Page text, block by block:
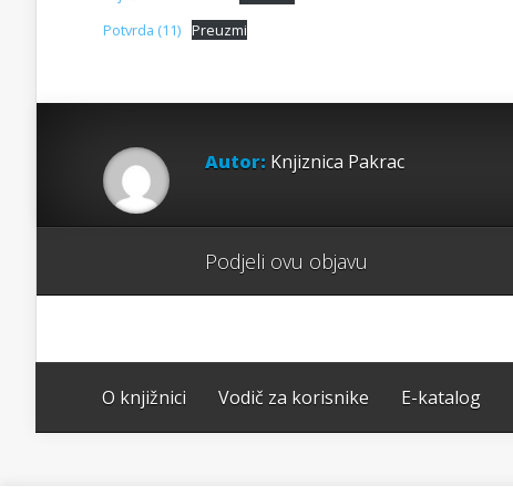
Potvrda (11) Preuzmi
Autor: Knjiznica Pakrac
Podjeli ovu objavu
O knjižnici Vodič za korisnike E-katalog